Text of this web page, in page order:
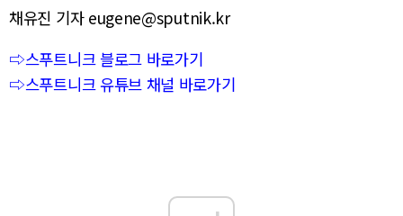
채유진 기자 eugene@sputnik.kr
⇨스푸트니크 블로그 바로가기
⇨스푸트니크 유튜브 채널 바로가기